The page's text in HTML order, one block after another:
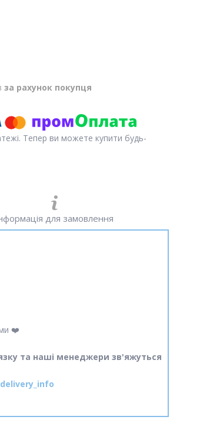
за рахунок покупця
Тепер ви можете купити будь-
для замовлення
❤️
та наші менеджери зв'яжуться